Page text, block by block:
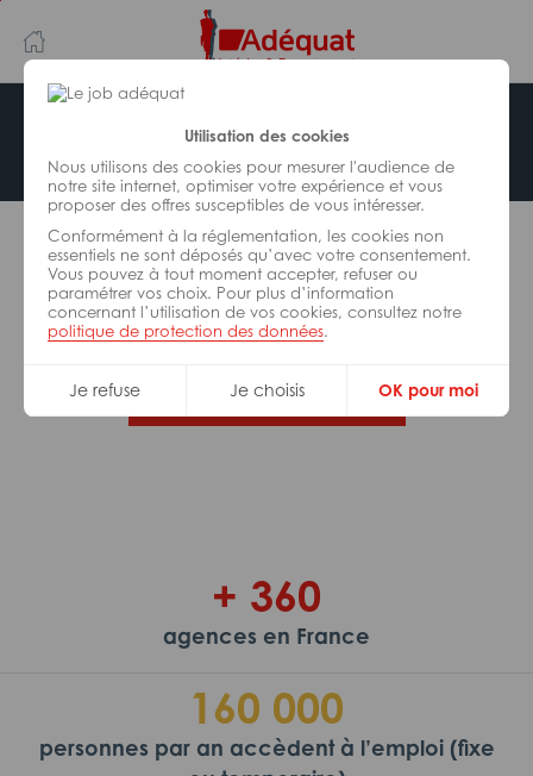
Utilisation des cookies
Nous utilisons des cookies pour mesurer l'audience de
notre site internet, optimiser votre expérience et vous
proposer des offres susceptibles de vous intéresser.
Conformément à la réglementation, les cookies non
essentiels ne sont déposés qu’avec votre consentement.
Vous pouvez à tout moment accepter, refuser ou
paramétrer vos choix. Pour plus d’information
concernant l’utilisation de vos cookies, consultez notre
politique de protection des données.
Je refuse Je choisis OK pour moi
au
contenu
principal
navigation
Offre indisponible
L’offre d’emploi que vous tentez de consulter n’est
plus disponible.
De nombreuses autres missions peuvent vous
correspondre, consultez toutes nos offres.
Trouvez votre job Adéquat !
+ 360
agences en France
160 000
personnes par an accèdent à l’emploi (fixe